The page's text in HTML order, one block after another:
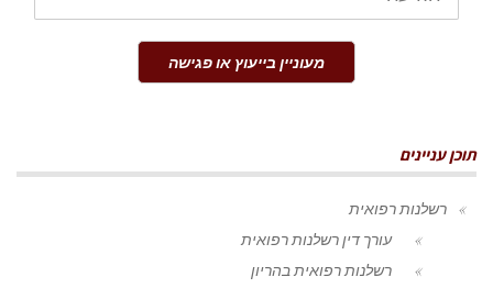
מעוניין בייעוץ או פגישה
תוכן עניינים
רשלנות רפואית
עורך דין רשלנות רפואית
רשלנות רפואית בהריון